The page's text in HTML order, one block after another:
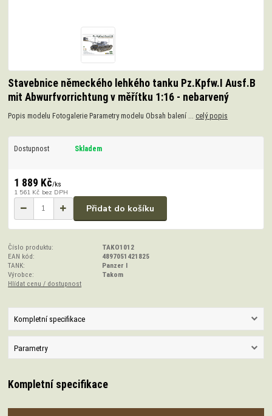
Stavebnice německého lehkého tanku Pz.Kpfw.I Ausf.B
mit Abwurfvorrichtung v měřítku 1:16 - nebarvený
Popis modelu Fotogalerie Parametry modelu Obsah balení ... celý popis
Dostupnost Skladem
1 889 Kč/ks
1 561 Kč bez DPH
Přidat do košíku
Číslo produktu:
TAKO1012
EAN kód:
4897051421825
TANK:
Panzer I
Výrobce:
Takom
Hlídat cenu / dostupnost
Kompletní specifikace
Parametry
Kompletní specifikace